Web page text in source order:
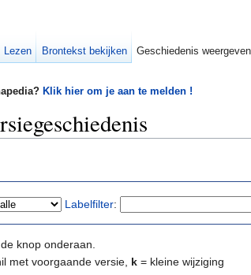
Klik hier om je aan te melden !
Labelfilter:
knop onderaan.
met voorgaande versie, k = kleine wijziging
Lezen Brontekst bekijken Geschiedenis weergeven